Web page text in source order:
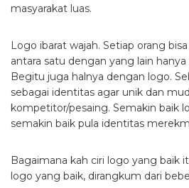
masyarakat luas.
Logo ibarat wajah. Setiap orang
antara satu dengan yang lain
Begitu juga halnya dengan logo.
sebagai identitas agar unik dan
kompetitor/pesaing. Semakin baik
semakin baik pula identitas
Bagaimana kah ciri logo yang baik
logo yang baik, dirangkum dari